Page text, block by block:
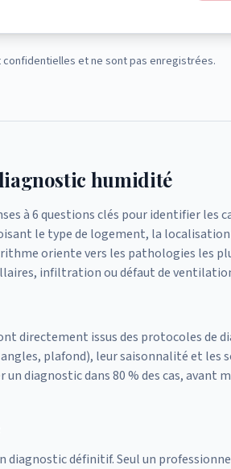
confidentielles et ne sont pas enregistrées.
humidité
à 6 questions clés pour identifier les
le type de logement, la localisation
oriente vers les pathologies les
infiltration ou défaut de
directement issus des protocoles de
plafond), leur saisonnalité et les
diagnostic dans 80 % des cas, avant
diagnostic définitif. Seul un